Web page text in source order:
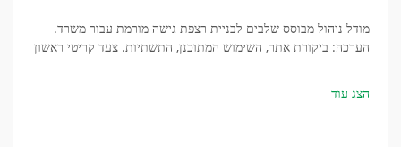
מודל ניהול מבוסס שלבים לבניית רצפת גישה מורמת עבור משרד.
הערכה: ביקורת אתר, השימוש המתוכנן, התשתיות. צעד קריטי ראשון
הצג עוד